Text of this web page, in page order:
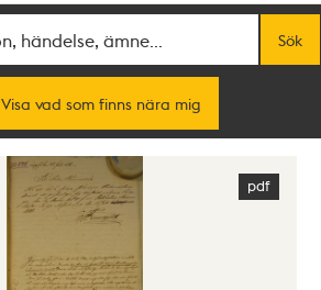
Sök
Visa vad som finns nära mig